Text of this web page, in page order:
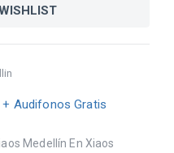
Audifonos Gratis
Medellín En Xiaos